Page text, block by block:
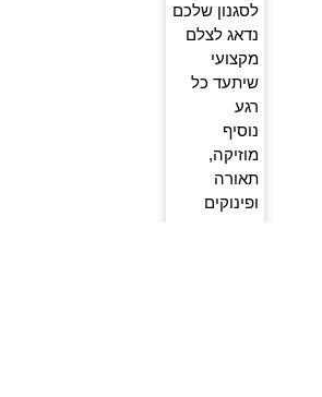
לסגנון שלכם
נדאג לצלם
מקצועי
שיתעד כל
רגע
נוסיף
מוזיקה,
תאורה
ופינוקים